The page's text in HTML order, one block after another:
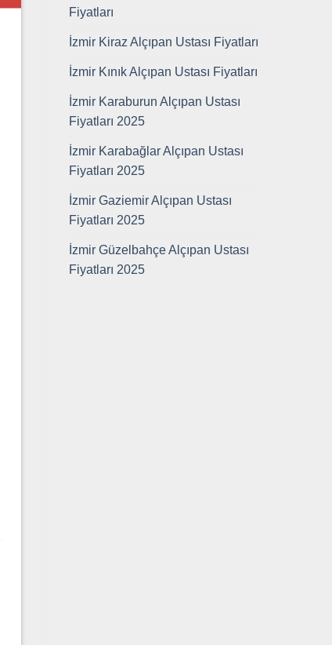
Fiyatları
İzmir Kiraz Alçıpan Ustası Fiyatları
İzmir Kınık Alçıpan Ustası Fiyatları
İzmir Karaburun Alçıpan Ustası
Fiyatları 2025
İzmir Karabağlar Alçıpan Ustası
Fiyatları 2025
İzmir Gaziemir Alçıpan Ustası
Fiyatları 2025
İzmir Güzelbahçe Alçıpan Ustası
Fiyatları 2025